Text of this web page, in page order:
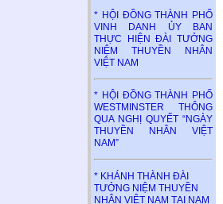
* HỘI ĐỒNG THÀNH PHỐ
VINH DANH ỦY BAN
THỰC HIỆN ĐÀI TƯỞNG
NIỆM THUYỀN NHÂN
VIỆT NAM
* HỘI ĐỒNG THÀNH PHỐ
WESTMINSTER THÔNG
QUA NGHỊ QUYẾT “NGÀY
THUYỀN NHÂN VIỆT
NAM”
* KHÁNH THÀNH ĐÀI
TƯỞNG NIỆM THUYỀN
NHÂN VIỆT NAM TẠI NAM